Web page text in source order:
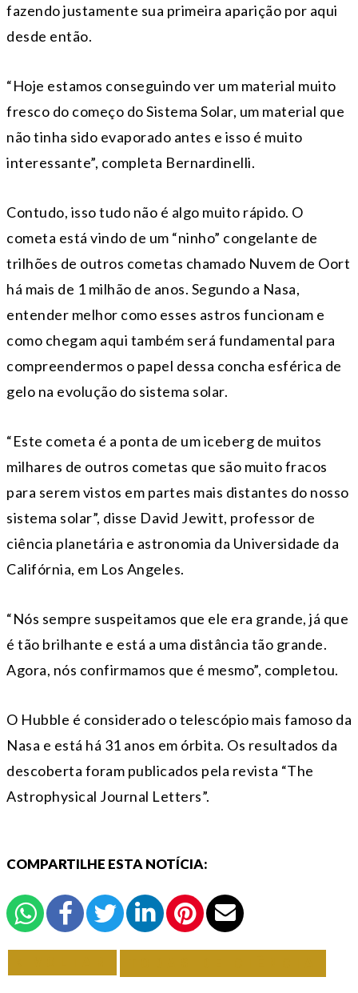
fazendo justamente sua primeira aparição por aqui
desde então.
“Hoje estamos conseguindo ver um material muito
fresco do começo do Sistema Solar, um material que
não tinha sido evaporado antes e isso é muito
interessante”, completa Bernardinelli.
Contudo, isso tudo não é algo muito rápido. O
cometa está vindo de um “ninho” congelante de
trilhões de outros cometas chamado Nuvem de Oort
há mais de 1 milhão de anos. Segundo a Nasa,
entender melhor como esses astros funcionam e
como chegam aqui também será fundamental para
compreendermos o papel dessa concha esférica de
gelo na evolução do sistema solar.
“Este cometa é a ponta de um iceberg de muitos
milhares de outros cometas que são muito fracos
para serem vistos em partes mais distantes do nosso
sistema solar”, disse David Jewitt, professor de
ciência planetária e astronomia da Universidade da
Califórnia, em Los Angeles.
“Nós sempre suspeitamos que ele era grande, já que
é tão brilhante e está a uma distância tão grande.
Agora, nós confirmamos que é mesmo”, completou.
O Hubble é considerado o telescópio mais famoso da
Nasa e está há 31 anos em órbita. Os resultados da
descoberta foram publicados pela revista “The
Astrophysical Journal Letters”.
COMPARTILHE ESTA NOTÍCIA: